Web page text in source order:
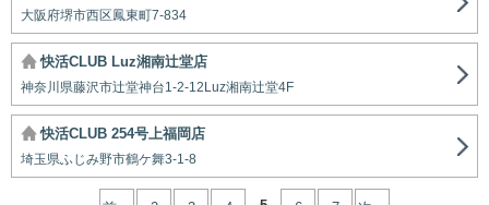
大阪府堺市西区鳳東町7-834
快活CLUB Luz湘南辻堂店
神奈川県藤沢市辻堂神台1-2-12Luz湘南辻堂4F
快活CLUB 254号上福岡店
埼玉県ふじみ野市鶴ケ舞3-1-8